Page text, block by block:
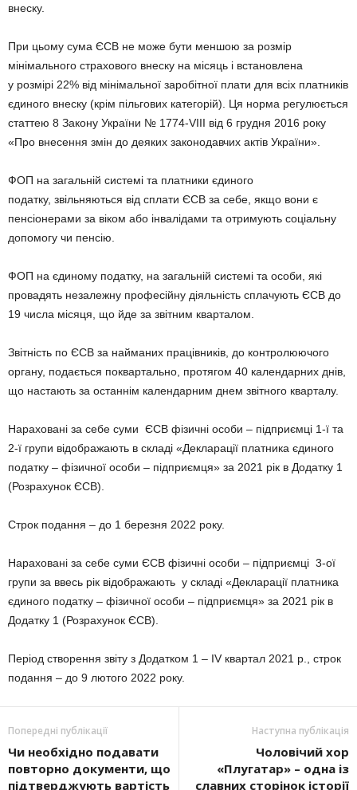
внеску.
При цьому сума ЄСВ не може бути меншою за розмір
мінімального страхового внеску на місяць і встановлена
у розмірі 22% від мінімальної заробітної плати для всіх платників
єдиного внеску (крім пільгових категорій). Ця норма регулюється
статтею 8 Закону України № 1774-VІІІ від 6 грудня 2016 року
«Про внесення змін до деяких законодавчих актів України».
ФОП на загальній системі та платники єдиного
податку, звільняються від сплати ЄСВ за себе, якщо вони є
пенсіонерами за віком або інвалідами та отримують соціальну
допомогу чи пенсію.
ФОП на єдиному податку, на загальній системі та особи, які
провадять незалежну професійну діяльність сплачують ЄСВ до
19 числа місяця, що йде за звітним кварталом.
Звітність по ЄСВ за найманих працівників, до контролюючого
органу, подається поквартально, протягом 40 календарних днів,
що настають за останнім календарним днем звітного кварталу.
Нараховані за себе суми ЄСВ фізичні особи – підприємці 1-ї та
2-ї групи відображають в складі «Декларації платника єдиного
податку – фізичної особи – підприємця» за 2021 рік в Додатку 1
(Розрахунок ЄСВ).
Строк подання – до 1 березня 2022 року.
Нараховані за себе суми ЄСВ фізичні особи – підприємці 3-ої
групи за ввесь рік відображають у складі «Декларації платника
єдиного податку – фізичної особи – підприємця» за 2021 рік в
Додатку 1 (Розрахунок ЄСВ).
Період створення звіту з Додатком 1 – IV квартал 2021 р., строк
подання – до 9 лютого 2022 року.
Попередні публікації
Чи необхідно подавати
повторно документи, що
підтверджують вартість
Наступна публікація
Чоловічий хор
«Плугатар» – одна із
слав­них сторінок історії